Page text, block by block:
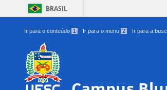
BRASIL
Ir para o conteúdo 1 Ir para o menu 2 Ir para a